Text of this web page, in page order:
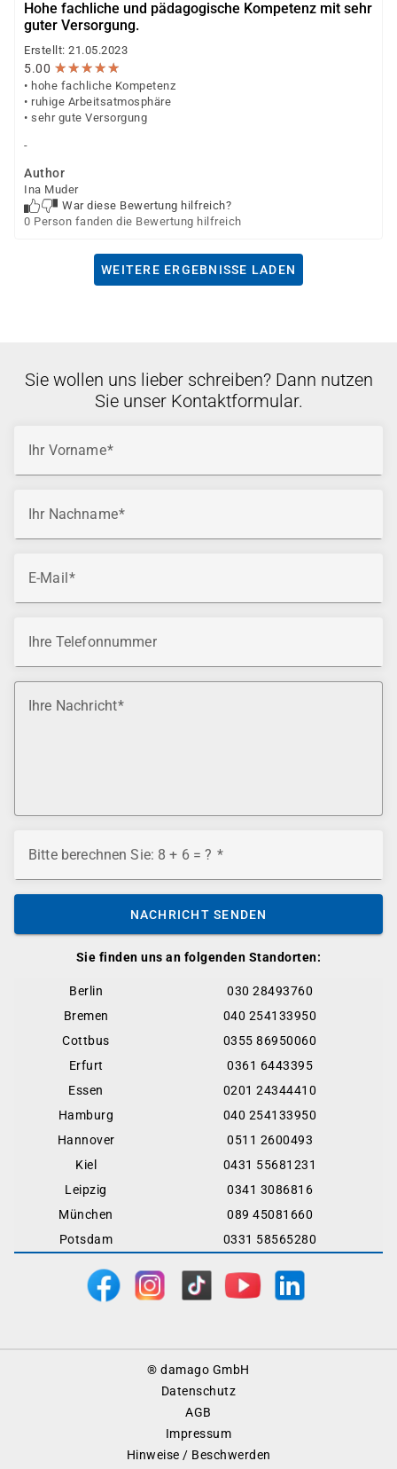
Hohe fachliche und pädagogische Kompetenz mit sehr
guter Versorgung.
Erstellt: 21.05.2023
5.00 ★★★★★
★★★★★
• hohe fachliche Kompetenz
• ruhige Arbeitsatmosphäre
• sehr gute Versorgung
-
Author
Ina Muder
War diese Bewertung hilfreich?
0 Person fanden die Bewertung hilfreich
WEITERE ERGEBNISSE LADEN
Sie finden uns an folgenden Standorten:
Berlin
030 28493760
Bremen
040 254133950
Cottbus
0355 86950060
Erfurt
0361 6443395
Essen
0201 24344410
Hamburg
040 254133950
Hannover
0511 2600493
Kiel
0431 55681231
Leipzig
0341 3086816
München
089 45081660
Potsdam
0331 58565280
Sie wollen uns lieber schreiben? Dann nutzen
Sie unser Kontaktformular.
Ihr Vorname
Ihr Nachname
E-Mail
Ihre Telefonnummer
Ihre Nachricht
Bitte berechnen Sie: 8 + 6 = ?
NACHRICHT SENDEN
® damago GmbH
Datenschutz
AGB
Impressum
Hinweise / Beschwerden